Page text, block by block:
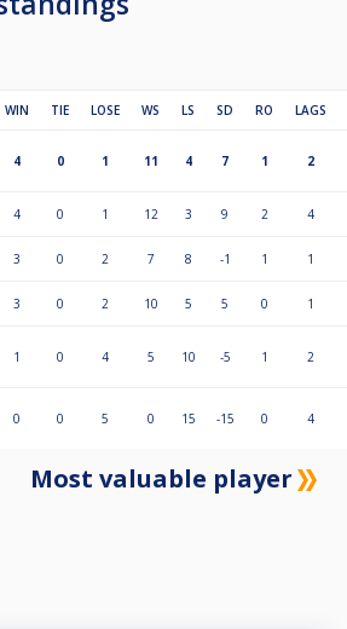
WIN TIE LOSE WS LS SD RO LAGS
4 0 1 11 4 7 1 2
4 0 1 12 3 9 2 4
3 0 2 7 8 -1 1 1
3 0 2 10 5 5 0 1
1 0 4 5 10 -5 1 2
0 0 5 0 15 -15 0 4
Most valuable player